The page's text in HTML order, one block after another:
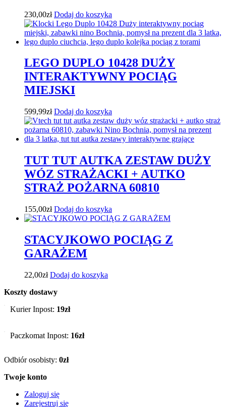
230,00zł Dodaj do koszyka
LEGO DUPLO 10428 DUŻY
INTERAKTYWNY POCIĄG
MIEJSKI
599,99zł Dodaj do koszyka
TUT TUT AUTKA ZESTAW DUŻY
WÓZ STRAŻACKI + AUTKO
STRAŻ POŻARNA 60810
155,00zł Dodaj do koszyka
STACYJKOWO POCIĄG Z
GARAŻEM
22,00zł Dodaj do koszyka
Koszty dostawy
Kurier Inpost: 19zł
Paczkomat Inpost: 16zł
Odbiór osobisty: 0zł
Twoje konto
Zaloguj się
Zarejestruj się